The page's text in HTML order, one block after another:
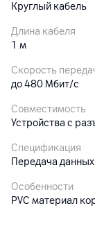
Круглый кабель
Длина кабеля
1 м
Скорость
до 480 Мбит/с
Совместимость
Устройства с
Спецификация
Передача
Особенности
PVC материал